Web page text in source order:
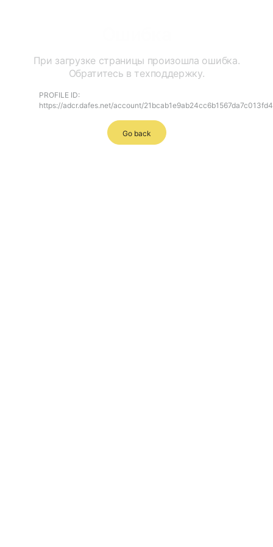
При загрузке страницы произошла ошибка.
Обратитесь в техподдержку.
PROFILE ID:
https://adcr.dafes.net/account/
Go back